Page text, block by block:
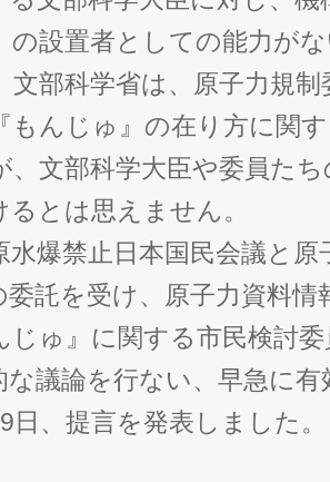
の設置者としての能力が
文部科学省は、原子力規
もんじゅ』の在り方に関
、文部科学大臣や委員た
とは思えません。
爆禁止日本国民会議と原
委託を受け、原子力資料
じゅ』に関する市民検討
な議論を行ない、早急に
日、提言を発表しました。